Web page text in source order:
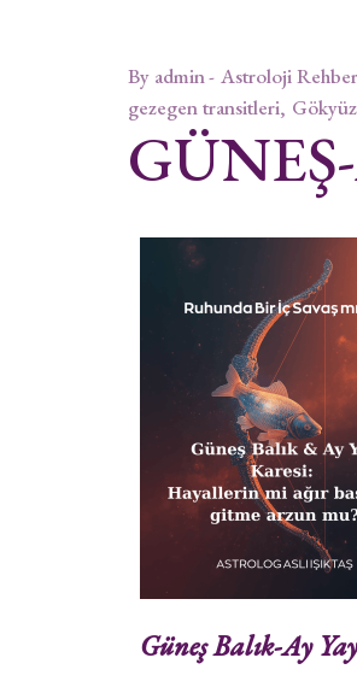
By admin Astroloji
gezegen transitleri
Güneş Balık-Ay